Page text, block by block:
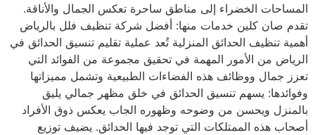
المساحات الخضراء إلى مناطق ساحرة تعكس الجمال والأناقة.
تقدم صان كلين خدمات منها: أفضل شركة تنظيف فلل بالرياض
أهمية تنظيف الحدائق المنزلية تُعد عملية تقليم تنسيق الحدائق في
الرياض من الأمور المهمة في تحقيق مجموعة من الفوائد التي
تعزز جمال ووظائف هذه الفضاءات الطبيعية وتشمل مميزاتها
وفوائدها: يسهم تنسيق الحدائق في خلق مظهر جمالي يليق
بالمنزل ويحسن من وضوحه وظهوره الجاب يعكس ذوق الأفراد
أصحاب هذه الممتلكات التي توجد فيها الحدائق. يضيف توزيع